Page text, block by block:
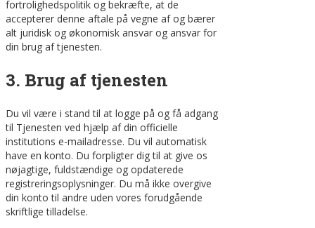
fortrolighedspolitik og bekræfte, at de
accepterer denne aftale på vegne af og bærer
alt juridisk og økonomisk ansvar og ansvar for
din brug af tjenesten.
3. Brug af tjenesten
Du vil være i stand til at logge på og få adgang
til Tjenesten ved hjælp af din officielle
institutions e-mailadresse. Du vil automatisk
have en konto. Du forpligter dig til at give os
nøjagtige, fuldstændige og opdaterede
registreringsoplysninger. Du må ikke overgive
din konto til andre uden vores forudgående
skriftlige tilladelse.